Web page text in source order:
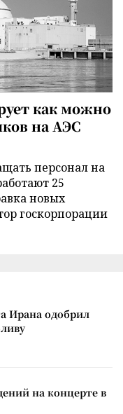
как можно
на АЭС
персонал на
25
новых
госкорпорации
Ирана одобрил
на концерте в